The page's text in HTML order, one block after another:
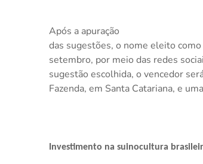
Após a apuração
das sugestões, o nome eleito
setembro, por meio das redes
sugestão escolhida, o vencedor
Fazenda, em Santa Catariana, e
Investimento na suinocultura